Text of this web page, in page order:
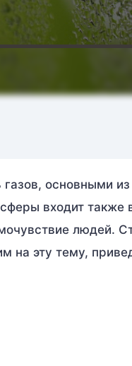
основными из
входит также
людей.
на эту тему,